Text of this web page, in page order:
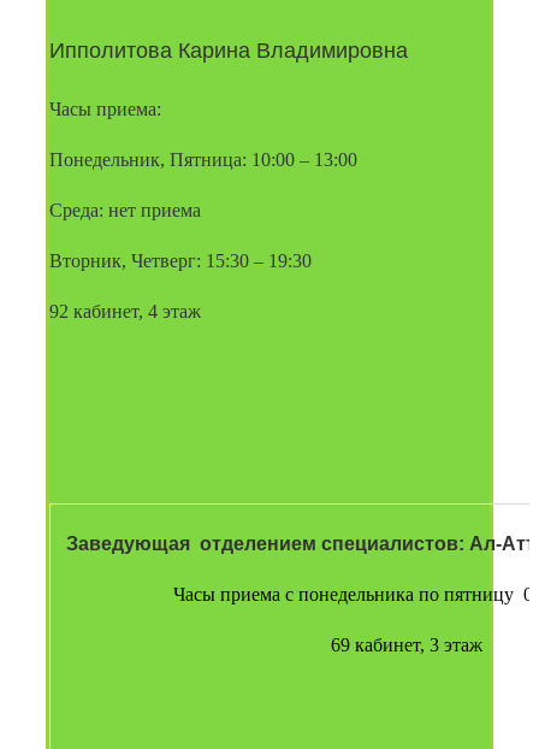
Ипполитова Карина Владимировна
Часы приема:
Понедельник, Пятница: 10:00 – 13:00
Среда: нет приема
Вторник, Четверг: 15:30 – 19:30
92 кабинет, 4 этаж
Заведующая  отделением специалистов: Ал-
Часы приема с понедельника по пятницу
69 кабинет, 3 этаж